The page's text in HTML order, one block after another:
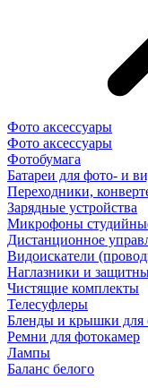
Фото аксессуары
Фото аксессуары
Фотобумага
Батареи для фото- и
Переходники,
Зарядные устройства
Микрофоны
Дистанционное
Видоискатели
Наглазники и
Чистящие комплекты
Телесуфлеры
Бленды и крышки для
Ремни для фотокамер
Лампы
Баланс белого